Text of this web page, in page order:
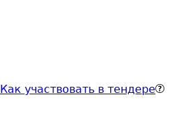
Как участвовать в тендере